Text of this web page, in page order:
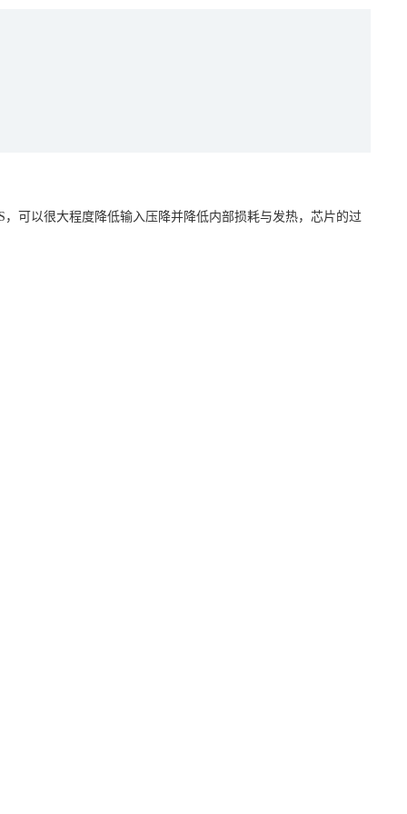
可以很大程度降低输入压降并降低内部损耗与发热，芯片的过